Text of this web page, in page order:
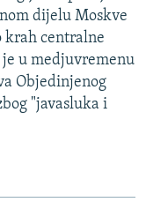
dijelu Moskve
krah centralne
je u medjuvremenu
Objedinjenog
"javasluka i